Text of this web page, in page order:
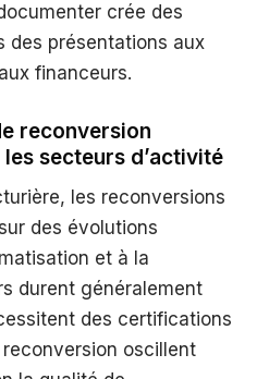
crée des
des présentations aux
financeurs.
reconversion
secteurs d’activité
les reconversions
des évolutions
et à la
durent généralement
des certifications
oscillent